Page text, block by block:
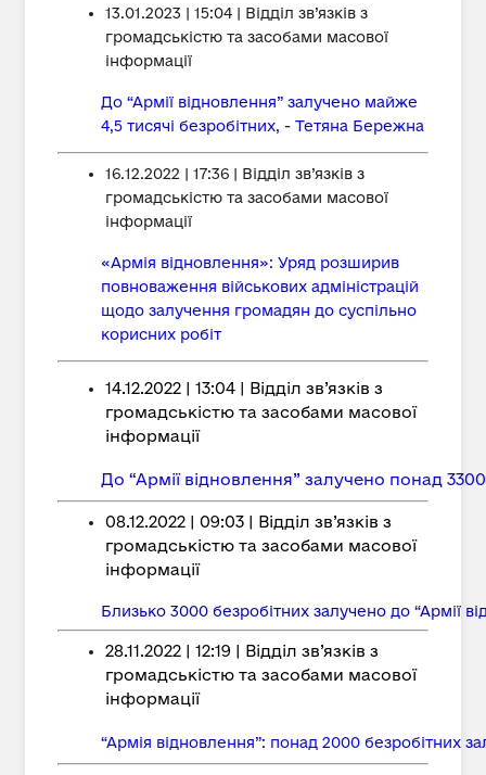
13.01.2023 | 15:04 | Відділ зв’язків з
громадськістю та засобами масової
інформації
До “Армії відновлення” залучено майже
4,5 тисячі безробітних, - Тетяна Бережна
16.12.2022 | 17:36 | Відділ зв’язків з
громадськістю та засобами масової
інформації
«Армія відновлення»: Уряд розширив
повноваження військових адміністрацій
щодо залучення громадян до суспільно
корисних робіт
14.12.2022 | 13:04 | Відділ зв’язків з
громадськістю та засобами масової
інформації
До “Армії відновлення” залучено понад
08.12.2022 | 09:03 | Відділ зв’язків з
громадськістю та засобами масової
інформації
Близько 3000 безробітних залучено до “Армії
28.11.2022 | 12:19 | Відділ зв’язків з
громадськістю та засобами масової
інформації
“Армія відновлення”: понад 2000 безробітних